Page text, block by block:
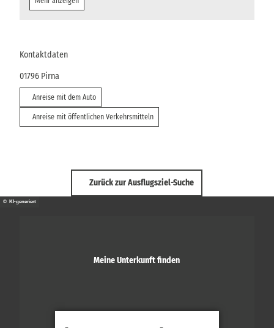
Kontaktdaten
01796 Pirna
Anreise mit dem Auto
Anreise mit öffentlichen Verkehrsmitteln
Zurück zur Ausflugsziel-Suche
© KI-generiert
Meine Unterkunft finden